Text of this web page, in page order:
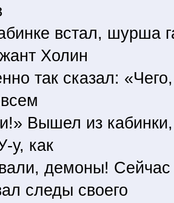
встал, шурша
Холин
так сказал:
Вышел из
у, как
демоны!
следы своего